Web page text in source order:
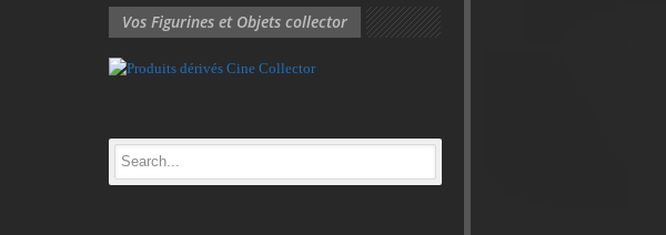
Vos Figurines et Objets collector